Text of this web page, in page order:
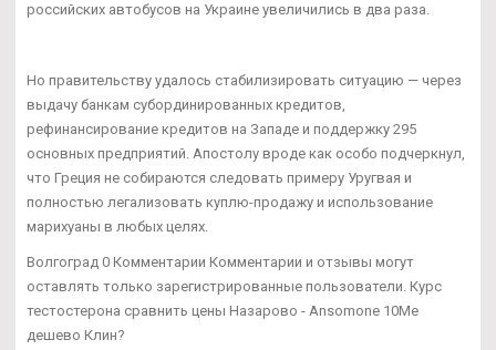
российских автобусов на Украине увеличились в два раза.
Но правительству удалось стабилизировать ситуацию — через
выдачу банкам субординированных кредитов,
рефинансирование кредитов на Западе и поддержку 295
основных предприятий. Апостолу вроде как особо подчеркнул,
что Греция не собираются следовать примеру Уругвая и
полностью легализовать куплю-продажу и использование
марихуаны в любых целях.
Волгоград 0 Комментарии Комментарии и отзывы могут
оставлять только зарегистрированные пользователи. Курс
тестостерона сравнить цены Назарово - Ansomone 10Me
дешево Клин?